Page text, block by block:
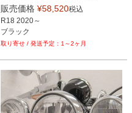
販売価格 ¥58,520税込
R18 2020～
ブラック
1～2ヶ月